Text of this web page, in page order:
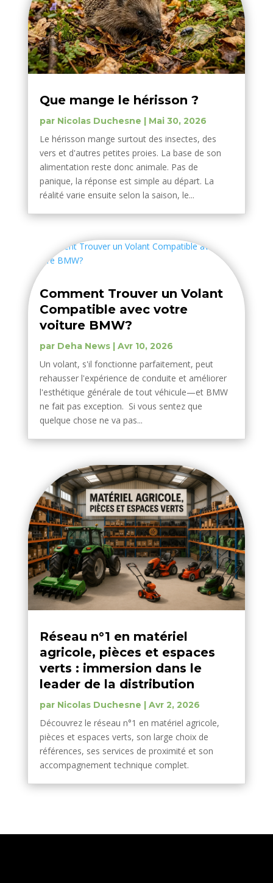
Que mange le hérisson ?
par Nicolas Duchesne | Mai 30, 2026
Le hérisson mange surtout des insectes, des
vers et d'autres petites proies. La base de son
alimentation reste donc animale. Pas de
panique, la réponse est simple au départ. La
réalité varie ensuite selon la saison, le...
Comment Trouver un Volant
Compatible avec votre
voiture BMW?
par Deha News| Avr 10, 2026
Un volant, s'il fonctionne parfaitement, peut
rehausser l'expérience de conduite et améliorer
l'esthétique générale de tout véhicule—et BMW
ne fait pas exception. Si vous sentez que
quelque chose ne va pas...
Réseau n°1 en matériel
agricole, pièces et espaces
verts : immersion dans le
leader de la distribution
par Nicolas Duchesne | Avr 2, 2026
Découvrez le réseau n°1 en matériel agricole,
pièces et espaces verts, son large choix de
références, ses services de proximité et son
accompagnement technique complet.